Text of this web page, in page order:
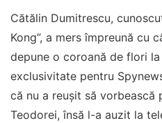
Cătălin Dumitrescu,
Kong”, a mers împreună cu
depune o coroană de flori
exclusivitate pentru
că nu a reușit să vorbească
Teodorei, însă l-a auzit la